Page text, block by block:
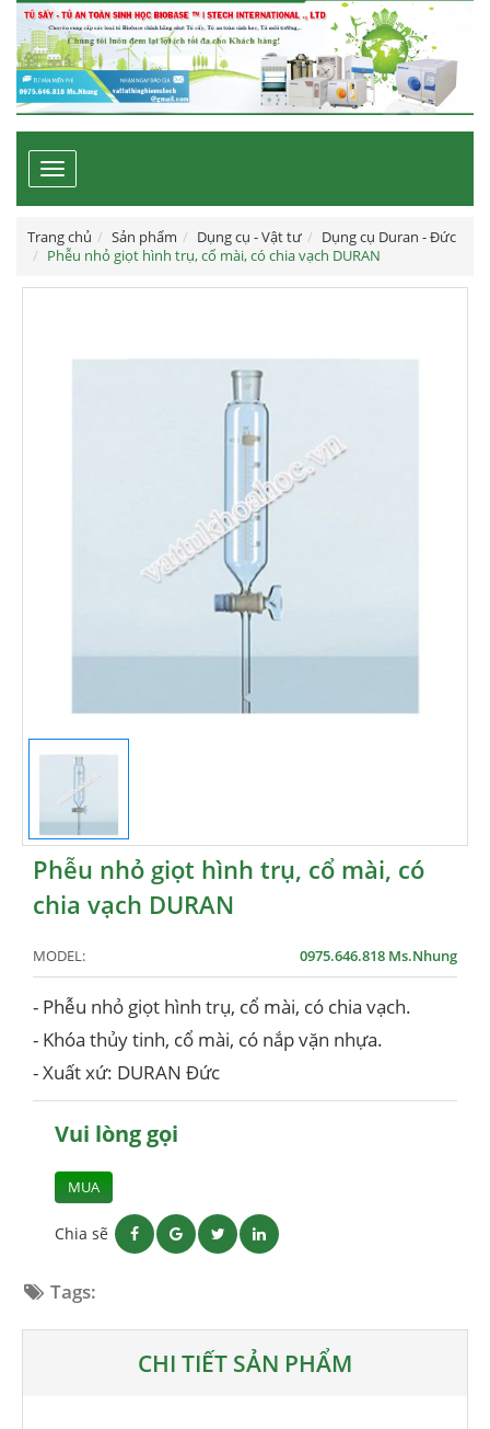
Toggle
navigation
Trang chủ Sản phẩm Dụng cụ - Vật tư
Dụng cụ Duran - Đức
Phễu nhỏ giọt hình trụ, cổ mài, có chia vạch DURAN
Phễu nhỏ giọt hình trụ, cổ mài, có
chia vạch DURAN
MODEL: 0975.646.818 Ms.Nhung
- Phễu nhỏ giọt hình trụ, cổ mài, có chia vạch.
- Khóa thủy tinh, cổ mài, có nắp vặn nhựa.
- Xuất xứ: DURAN Đức
Vui lòng gọi
MUA
Chia sẽ
Tags:
CHI TIẾT SẢN PHẨM